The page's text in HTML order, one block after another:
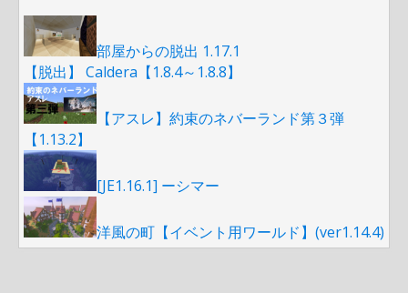
部屋からの脱出 1.17.1
【脱出】 Caldera【1.8.4～1.8.8】
【アスレ】約束のネバーランド第３弾
【1.13.2】
[JE1.16.1] ーシマー
洋風の町【イベント用ワールド】(ver1.14.4)